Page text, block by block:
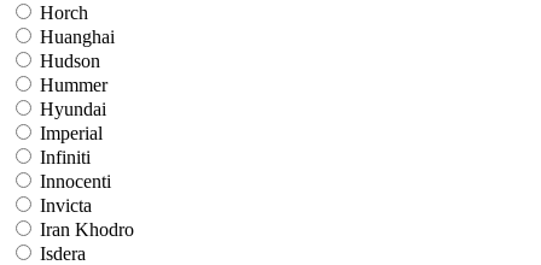
Horch
Huanghai
Hudson
Hummer
Hyundai
Imperial
Infiniti
Innocenti
Invicta
Iran Khodro
Isdera